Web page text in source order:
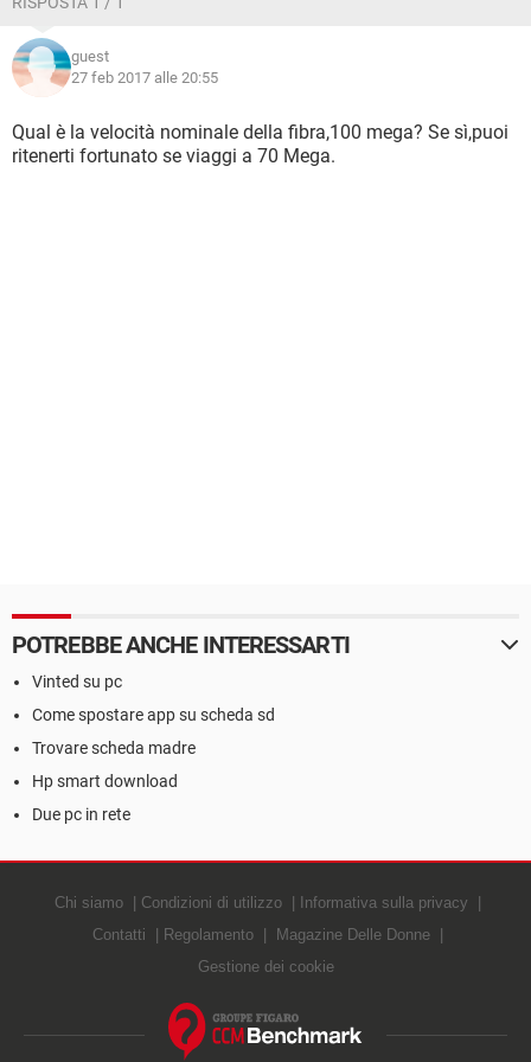
Windows 10 ) e ho installato SOLO SP3 che anche
disattivato non migliora 1 MB .
Qualche consiglio?
guest
27 feb 2017 alle 20:55
Qual è la velocità nominale della fibra,100 mega? Se sì,puoi
ritenerti fortunato se viaggi a 70 Mega.
POTREBBE ANCHE INTERESSARTI
Vinted su pc
Come spostare app su scheda sd
Trovare scheda madre
Hp smart download
Due pc in rete
Chi siamo Condizioni di utilizzo
Informativa sulla privacy
Contatti
Regolamento
Magazine Delle Donne
Gestione dei cookie